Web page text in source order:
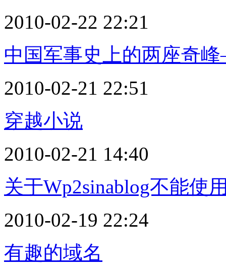
2010-02-22 22:21
中国军事史上的两座奇
2010-02-21 22:51
穿越小说
2010-02-21 14:40
关于Wp2sinablog不能使
2010-02-19 22:24
有趣的域名